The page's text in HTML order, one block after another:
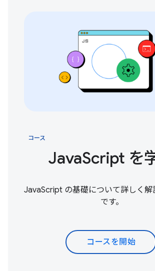
コース
JavaScript を
JavaScript の基礎について詳しく解
です。
コースを開始